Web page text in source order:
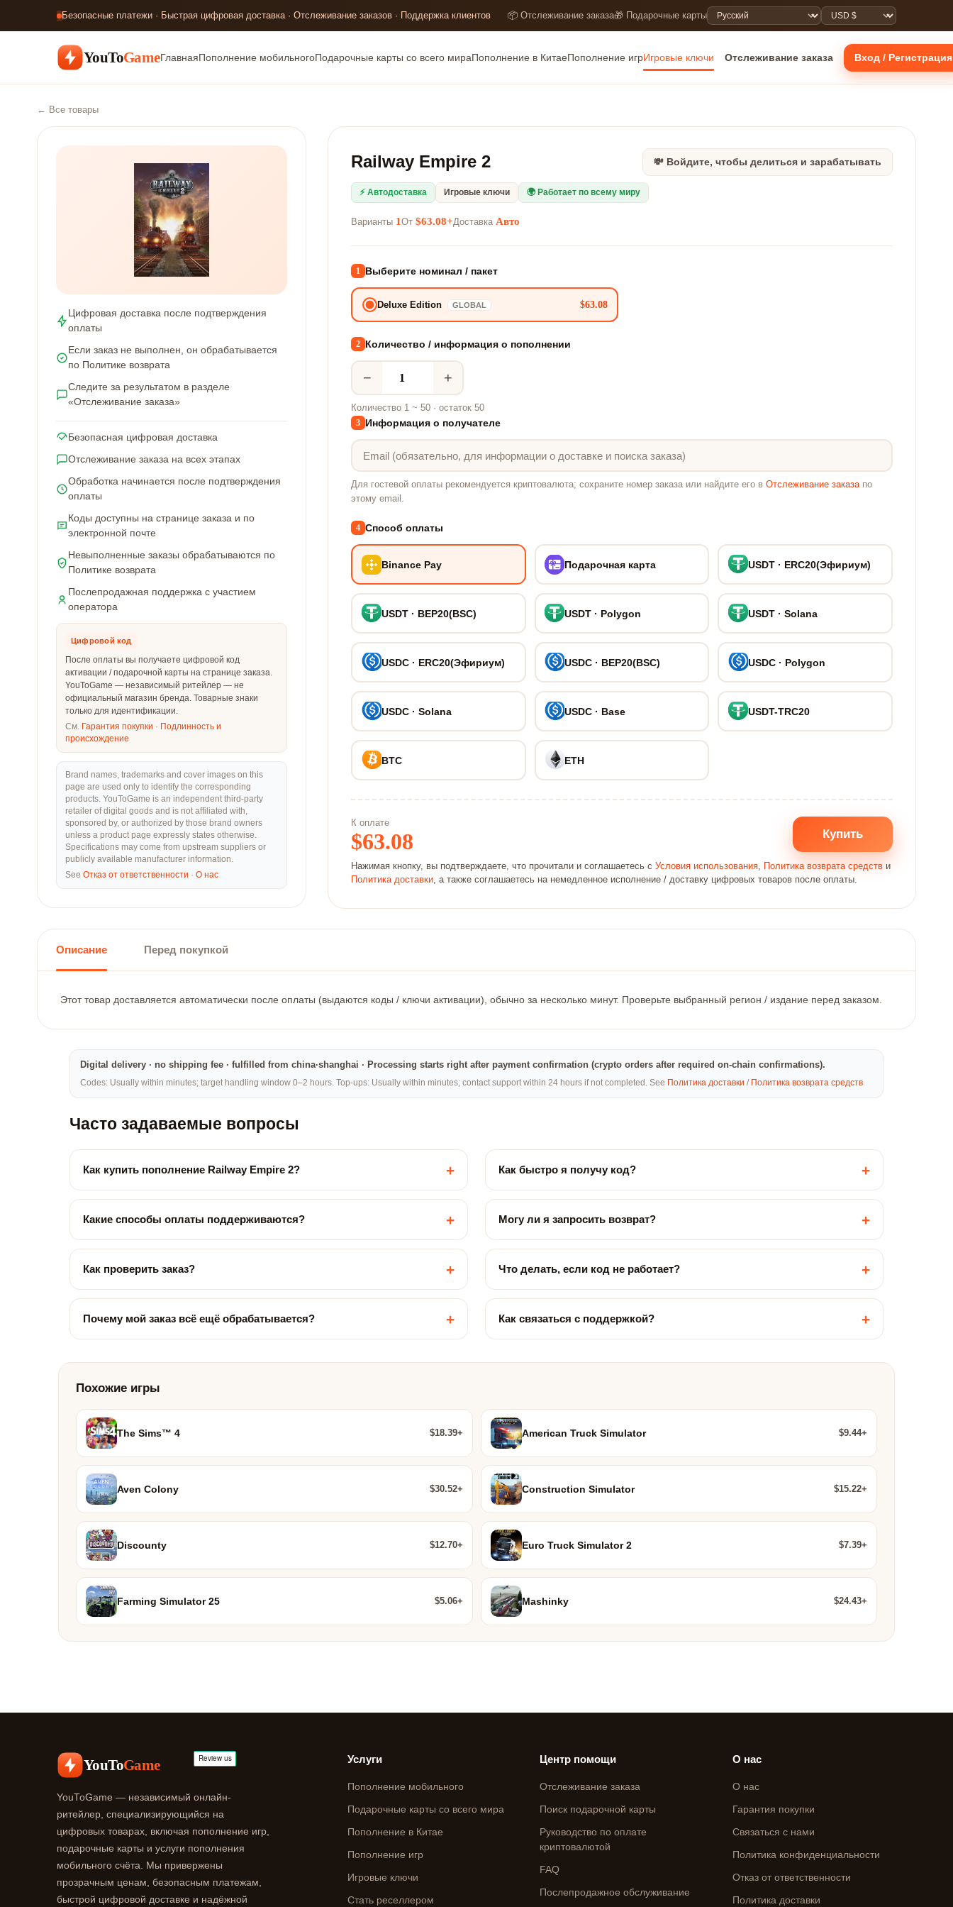
Безопасные платежи · Быстрая цифровая доставка · Отслеживание заказов · Поддержка клиентов 📦 Отслеживание заказа🎁 Подарочные карты
YouToGameГлавнаяПополнение мобильногоПодарочные карты со всего мираПополнение в КитаеПополнение игрИгровые ключи Отслеживание заказа Вход / Регистрация
← Все товары
Цифровая доставка после подтверждения
оплаты
Если заказ не выполнен, он обрабатывается
по Политике возврата
Следите за результатом в разделе
«Отслеживание заказа»
Безопасная цифровая доставка
Отслеживание заказа на всех этапах
Обработка начинается после подтверждения
оплаты
Коды доступны на странице заказа и по
электронной почте
Невыполненные заказы обрабатываются по
Политике возврата
Послепродажная поддержка с участием
оператора
Цифровой код
После оплаты вы получаете цифровой код
активации / подарочной карты на странице заказа.
YouToGame — независимый ритейлер — не
официальный магазин бренда. Товарные знаки
только для идентификации.
См. Гарантия покупки · Подлинность и
происхождение
Brand names, trademarks and cover images on this
page are used only to identify the corresponding
products. YouToGame is an independent third-party
retailer of digital goods and is not affiliated with,
sponsored by, or authorized by those brand owners
unless a product page expressly states otherwise.
Specifications may come from upstream suppliers or
publicly available manufacturer information.
See Отказ от ответственности · О нас
💸 Войдите, чтобы делиться и зарабатывать
Railway Empire 2
⚡ Автодоставка Игровые ключи 🌍 Работает по всему миру
Варианты 1 От $63.08+Доставка Авто
1 Выберите номинал / пакет
Deluxe Edition GLOBAL $63.08
2 Количество / информация о пополнении
− +
Количество 1 ~ 50 · остаток 50
3 Информация о получателе
Для гостевой оплаты рекомендуется криптовалюта; сохраните номер заказа или найдите его в Отслеживание заказапо
этому email.
4 Способ оплаты
Binance Pay Подарочная карта USDT · ERC20(Эфириум)
USDT · BEP20(BSC) USDT · Polygon USDT · Solana
USDC · ERC20(Эфириум) USDC · BEP20(BSC) USDC · Polygon
USDC · Solana USDC · Base USDT-TRC20
BTC ETH
К оплате
$63.08 Купить
Нажимая кнопку, вы подтверждаете, что прочитали и соглашаетесь с Условия использования, Политика возврата средств и
Политика доставки, а также соглашаетесь на немедленное исполнение / доставку цифровых товаров после оплаты.
Описание Перед покупкой
Этот товар доставляется автоматически после оплаты (выдаются коды / ключи активации), обычно за несколько минут. Проверьте выбранный регион / издание перед заказом.
Digital delivery · no shipping fee · fulfilled from china·shanghai · Processing starts right after payment confirmation (crypto orders after required on-chain confirmations).
Codes: Usually within minutes; target handling window 0–2 hours. Top-ups: Usually within minutes; contact support within 24 hours if not completed. See Политика доставки / Политика возврата средств
Часто задаваемые вопросы
Как купить пополнение Railway Empire 2? + Как быстро я получу код? +
Какие способы оплаты поддерживаются? + Могу ли я запросить возврат? +
Как проверить заказ? + Что делать, если код не работает? +
Почему мой заказ всё ещё обрабатывается? + Как связаться с поддержкой? +
Похожие игры
The Sims™ 4 $18.39+ American Truck Simulator $9.44+
Aven Colony $30.52+ Construction Simulator $15.22+
Discounty $12.70+ Euro Truck Simulator 2 $7.39+
Farming Simulator 25 $5.06+ Mashinky $24.43+
YouToGame
YouToGame — независимый онлайн-
ритейлер, специализирующийся на
цифровых товарах, включая пополнение игр,
подарочные карты и услуги пополнения
мобильного счёта. Мы привержены
прозрачным ценам, безопасным платежам,
быстрой цифровой доставке и надёжной
Услуги
Пополнение мобильного
Подарочные карты со всего мира
Пополнение в Китае
Пополнение игр
Игровые ключи
Стать реселлером
Центр помощи
Отслеживание заказа
Поиск подарочной карты
Руководство по оплате
криптовалютой
FAQ
Послепродажное обслуживание
О нас
О нас
Гарантия покупки
Связаться с нами
Политика конфиденциальности
Отказ от ответственности
Политика доставки